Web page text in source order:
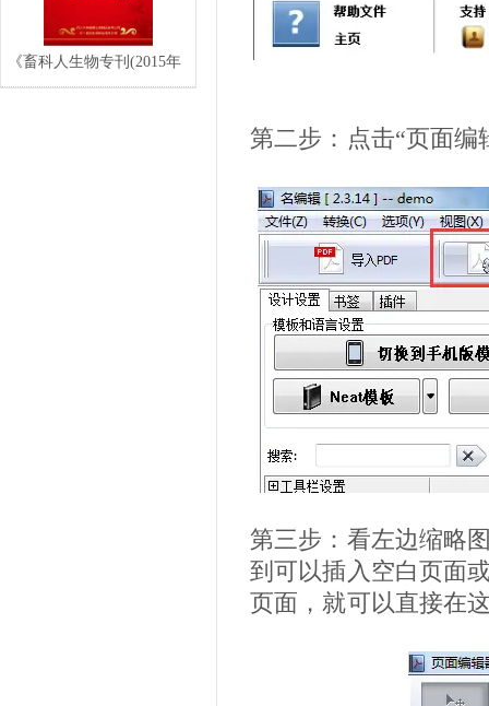
《畜科人生物专刊(2015年
第二步：点击“页面编
第三步：看左边缩略
到可以插入空白页面
页面，就可以直接在